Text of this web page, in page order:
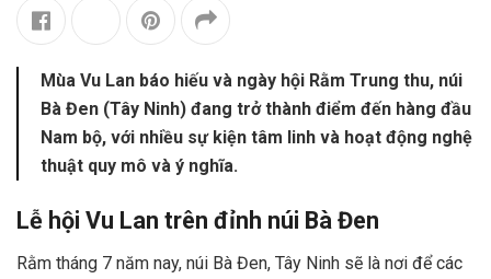
Mùa Vu Lan báo hiếu và ngày hội Rằm Trung thu, núi
Bà Đen (Tây Ninh) đang trở thành điểm đến hàng đầu
Nam bộ, với nhiều sự kiện tâm linh và hoạt động nghệ
thuật quy mô và ý nghĩa.
Lễ hội Vu Lan trên đỉnh núi Bà Đen
Rằm tháng 7 năm nay, núi Bà Đen, Tây Ninh sẽ là nơi để các